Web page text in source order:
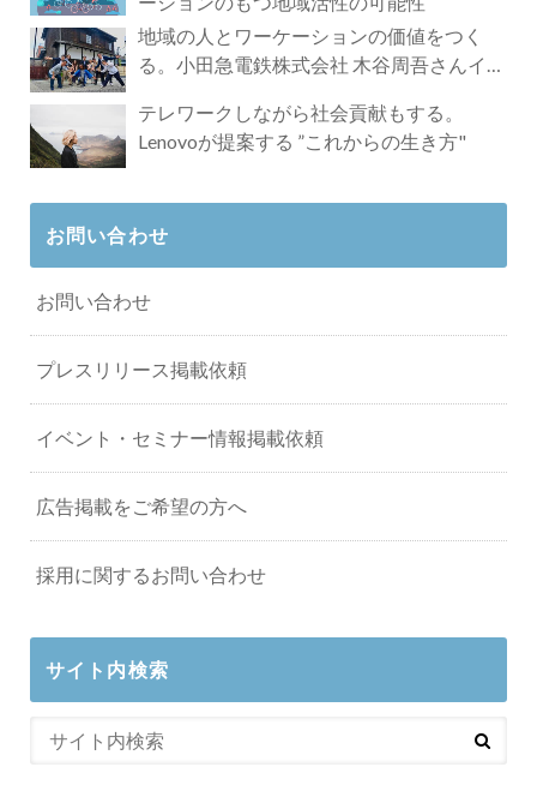
地域の人とワーケーションの価値をつく
る。小田急電鉄株式会社 木谷周吾さんイン
テレワークしながら社会貢献もする。
Lenovoが提案する ”これからの生き方"
お問い合わせ
お問い合わせ
プレスリリース掲載依頼
イベント・セミナー情報掲載依頼
広告掲載をご希望の方へ
採用に関するお問い合わせ
サイト内検索